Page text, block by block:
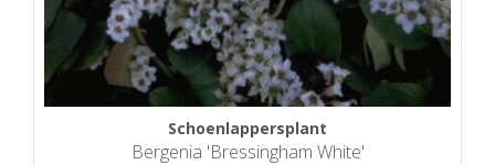
Schoenlappersplant
Bergenia 'Bressingham White'